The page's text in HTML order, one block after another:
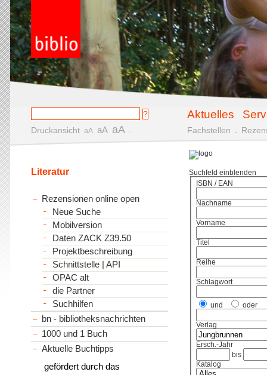
Aktuelles
Druckansicht aA aA aA Fachstellen
Suchfeld einblenden
ISBN / EAN
Nachname
Vorname
Titel
Reihe
Schlagwort
und oder
Verlag
Ersch.-Jahr
bis
Katalog
Literatur
Rezensionen online open
Neue Suche
Mobilversion
Daten ZACK Z39.50
Projektbeschreibung
Schnittstelle | API
OPAC alt
die Partner
Suchhilfen
bn - bibliotheksnachrichten
1000 und 1 Buch
Aktuelle Buchtipps
gefördert durch das